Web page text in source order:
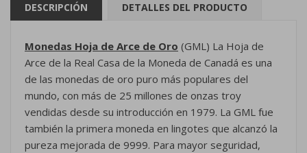
DESCRIPCIÓN DETALLES DEL PRODUCTO
Monedas Hoja de Arce de Oro (GML) La Hoja de
Arce de la Real Casa de la Moneda de Canadá es una
de las monedas de oro puro más populares del
mundo, con más de 25 millones de onzas troy
vendidas desde su introducción en 1979. La GML fue
también la primera moneda en lingotes que alcanzó la
pureza mejorada de 9999. Para mayor seguridad,
Mis deseos ×
Crear lista de deseos ×
Nombre de la lista de deseos
Iniciar sesión
Debe iniciar sesión para guardar productos en su lista
de deseos.